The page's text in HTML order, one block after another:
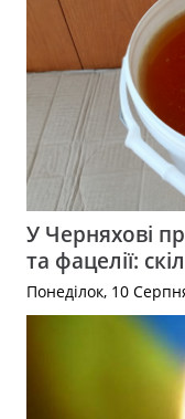
У Черняхові
та фацелії:
Понеділок, 10